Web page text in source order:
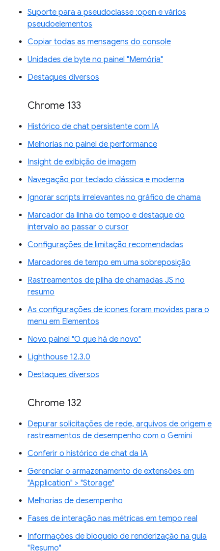
Suporte para a pseudoclasse :open e vários
pseudoelementos
Copiar todas as mensagens do console
Unidades de byte no painel "Memória"
Destaques diversos
Chrome 133
Histórico de chat persistente com IA
Melhorias no painel de performance
Insight de exibição de imagem
Navegação por teclado clássica e moderna
Ignorar scripts irrelevantes no gráfico de chama
Marcador da linha do tempo e destaque do
intervalo ao passar o cursor
Configurações de limitação recomendadas
Marcadores de tempo em uma sobreposição
Rastreamentos de pilha de chamadas JS no
resumo
As configurações de ícones foram movidas para o
menu em Elementos
Novo painel "O que há de novo"
Lighthouse 12.3.0
Destaques diversos
Chrome 132
Depurar solicitações de rede, arquivos de origem e
rastreamentos de desempenho com o Gemini
Conferir o histórico de chat da IA
Gerenciar o armazenamento de extensões em
"Application" > "Storage"
Melhorias de desempenho
Fases de interação nas métricas em tempo real
Informações de bloqueio de renderização na guia
"Resumo"